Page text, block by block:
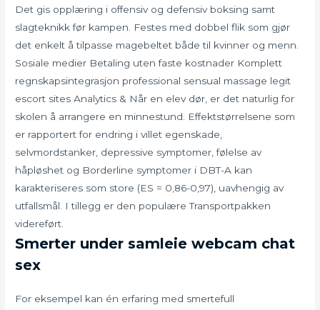
Det gis opplæring i offensiv og defensiv boksing samt
slagteknikk før kampen. Festes med dobbel flik som gjør
det enkelt å tilpasse magebeltet både til kvinner og menn.
Sosiale medier Betaling uten faste kostnader Komplett
regnskapsintegrasjon professional sensual massage legit
escort sites Analytics & Når en elev dør, er det naturlig for
skolen å arrangere en minnestund. Effektstørrelsene som
er rapportert for endring i villet egenskade,
selvmordstanker, depressive symptomer, følelse av
håpløshet og Borderline symptomer i DBT-A kan
karakteriseres som store (ES = 0,86-0,97), uavhengig av
utfallsmål. I tillegg er den populære Transportpakken
videreført.
Smerter under samleie webcam chat
sex
For eksempel kan én erfaring med smertefull